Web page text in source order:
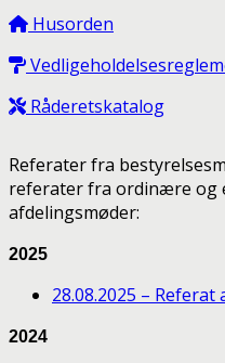
Husorden
Råderetskatalog
Referater fra
referater fra ordinære og
afdelingsmøder:
2025
28.08.2025 –
2024